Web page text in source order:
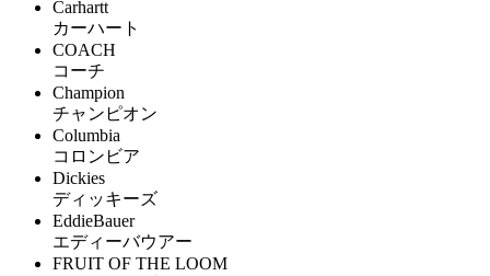
Carhartt
カーハート
COACH
コーチ
Champion
チャンピオン
Columbia
コロンビア
Dickies
ディッキーズ
EddieBauer
エディーバウアー
FRUIT OF THE LOOM